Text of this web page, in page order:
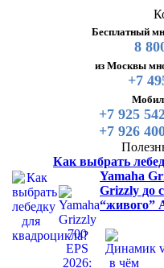
Бесплатный
8
из Москвы
+7
+7 925
+7 926
Как выбрать
Yamaha
Grizzly до
“живого”